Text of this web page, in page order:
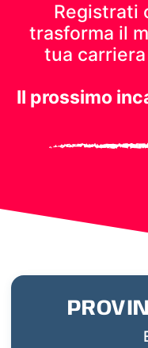
Registrati
trasforma il
tua
Il prossimo